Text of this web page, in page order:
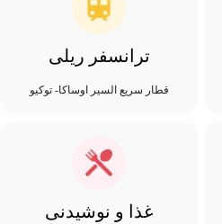
ترانسفر ریلی
قطار سریع السیر اوساکا- توکیو
غذا و نوشیدنی